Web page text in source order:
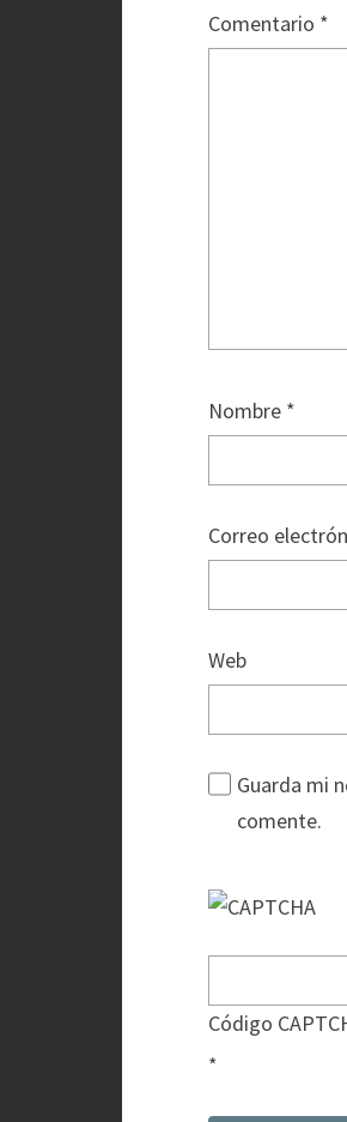
Comentario *
Nombre *
Correo
Web
Guarda mi
comente.
Código
*